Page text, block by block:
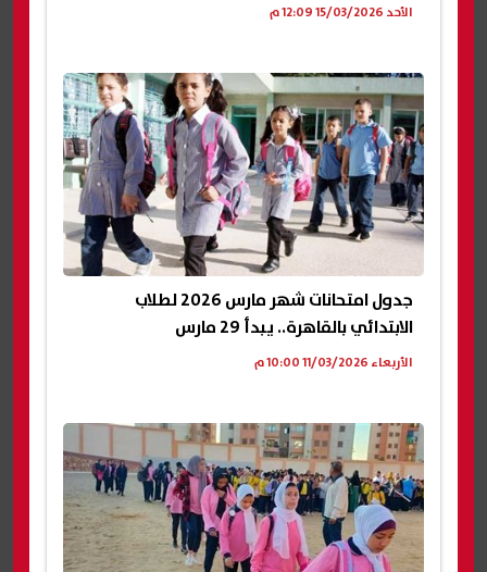
الأحد 15/03/2026 12:09 م
جدول امتحانات شهر مارس 2026 لطلاب
الابتدائي بالقاهرة.. يبدأ 29 مارس
الأربعاء 11/03/2026 10:00 م